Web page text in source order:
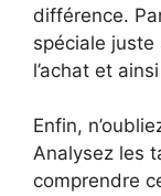
différence.
spéciale
l’achat et
Enfin,
Analysez les
comprendre